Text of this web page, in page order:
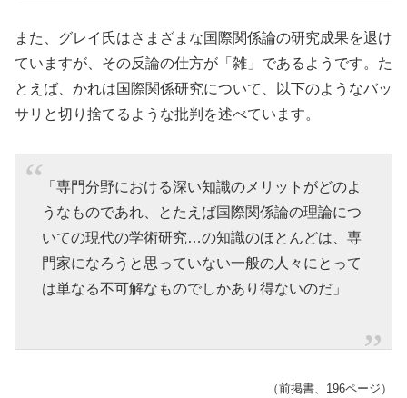
また、グレイ氏はさまざまな国際関係論の研究成果を退け
ていますが、その反論の仕方が「雑」であるようです。た
とえば、かれは国際関係研究について、以下のようなバッ
サリと切り捨てるような批判を述べています。
「専門分野における深い知識のメリットがどのよ
うなものであれ、とたえば国際関係論の理論につ
いての現代の学術研究…の知識のほとんどは、専
門家になろうと思っていない一般の人々にとって
は単なる不可解なものでしかあり得ないのだ」
（前掲書、196ページ）